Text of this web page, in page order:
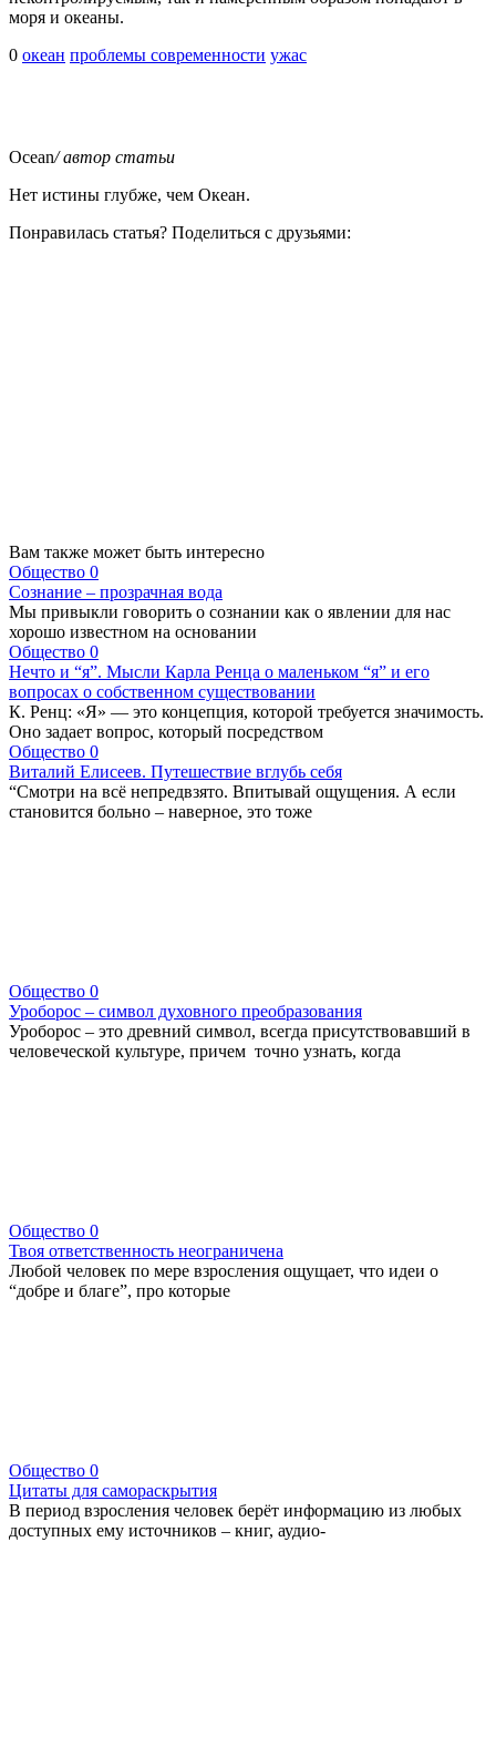
моря и океаны.
0 океан проблемы современности ужас
Ocean/ автор статьи
Нет истины глубже, чем Океан.
Понравилась статья? Поделиться с друзьями:
Вам также может быть интересно
Общество 0
Сознание – прозрачная вода
Мы привыкли говорить о сознании как о явлении для нас
хорошо известном на основании
Общество 0
Нечто и “я”. Мысли Карла Ренца о маленьком “я” и его
вопросах о собственном существовании
К. Ренц: «Я» — это концепция, которой требуется значимость.
Оно задает вопрос, который посредством
Общество 0
Виталий Елисеев. Путешествие вглубь себя
“Смотри на всё непредвзято. Впитывай ощущения. А если
становится больно – наверное, это тоже
Общество 0
Уроборос – символ духовного преобразования
Уроборос – это древний символ, всегда присутствовавший в
человеческой культуре, причем точно узнать, когда
Общество 0
Твоя ответственность неограничена
Любой человек по мере взросления ощущает, что идеи о
“добре и благе”, про которые
Общество 0
Цитаты для самораскрытия
В период взросления человек берёт информацию из любых
доступных ему источников – книг, аудио-